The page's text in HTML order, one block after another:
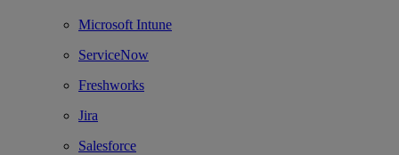
Microsoft Intune
ServiceNow
Freshworks
Jira
Salesforce